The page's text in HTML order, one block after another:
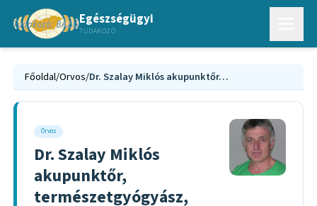
Egészségügyi
TUDAKOZÓ
Főoldal/Orvos/ Dr. Szalay Miklós akupunktőr, természetgyógyász, szülész-nőgyógyász Szolnok
Orvos
Dr. Szalay Miklós
akupunktőr,
természetgyógyász,